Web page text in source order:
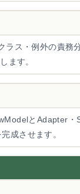
ラス・例外の責務
ます。
とAdapter
成させます。